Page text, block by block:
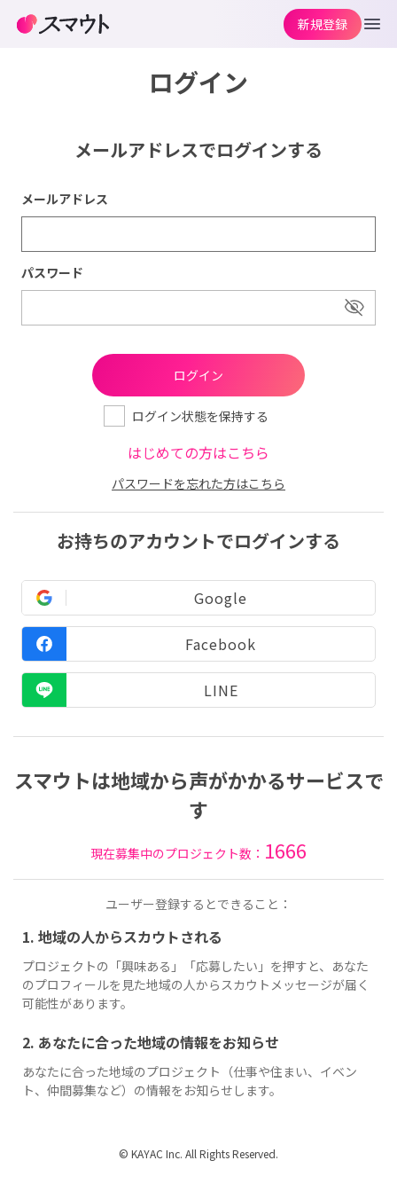
ログイン
メールアドレスでログインする
メールアドレス
パスワード
ログイン状態を保持する
はじめての方はこちら
パスワードを忘れた方はこちら
お持ちのアカウントでログインする
Google
Facebook
LINE
スマウトは地域から声がかかるサービスで
す
現在募集中のプロジェクト数： 1666
ユーザー登録するとできること：
1. 地域の人からスカウトされる
プロジェクトの「興味ある」「応募したい」を押すと、あなた
のプロフィールを見た地域の人からスカウトメッセージが届く
可能性があります。
2. あなたに合った地域の情報をお知らせ
あなたに合った地域のプロジェクト（仕事や住まい、イベン
ト、仲間募集など）の情報をお知らせします。
新規登録
© KAYAC Inc. All Rights Reserved.